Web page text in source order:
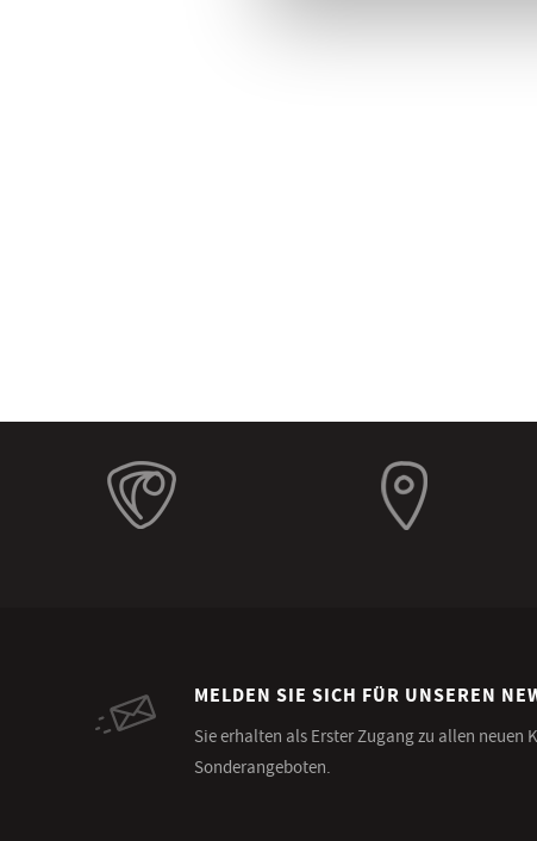
MELDEN SIE SICH FÜR UNSEREN
Sie erhalten als Erster Zugang zu allen neuen
Sonderangeboten.